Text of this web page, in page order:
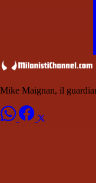
Mike Maignan, il